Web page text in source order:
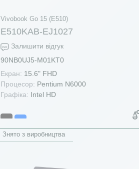
Vivobook Go 15 (E510)
E510KAB-EJ1027
Залишити відгук
90NB0UJ5-M01KT0
Екран: 15.6" FHD
Процесор: Pentium N6000
Графіка: Intel HD
Знято з виробництва